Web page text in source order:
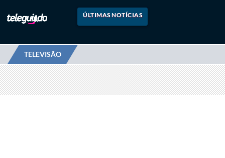
ÚLTIMAS NOTÍCIAS
TELEVISÃO